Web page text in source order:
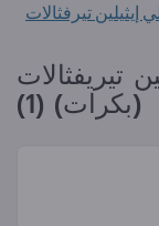
إيثيلين تيرفثالات
تيريفثالات
(بكرات) (1)